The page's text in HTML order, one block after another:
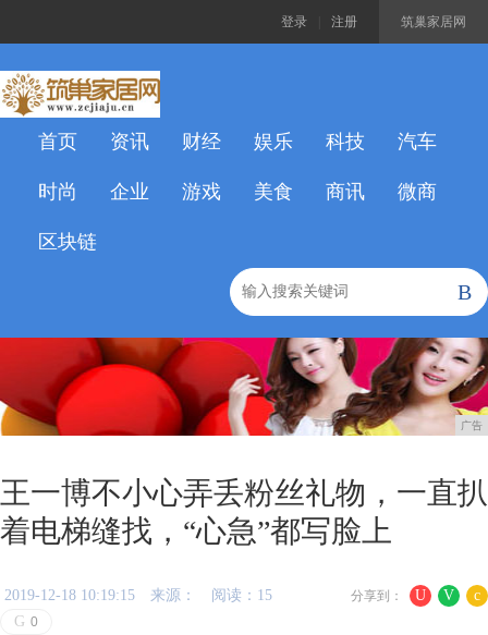
筑巢家居网
登录 注册
首页 资讯 财经 娱乐 科技 汽车
时尚 企业 游戏 美食 商讯 微商
区块链
B
广告
王一博不小心弄丢粉丝礼物，一直扒
着电梯缝找，“心急”都写脸上
U V c
分享到：
2019-12-18 10:19:15 来源：
阅读：15
G 0